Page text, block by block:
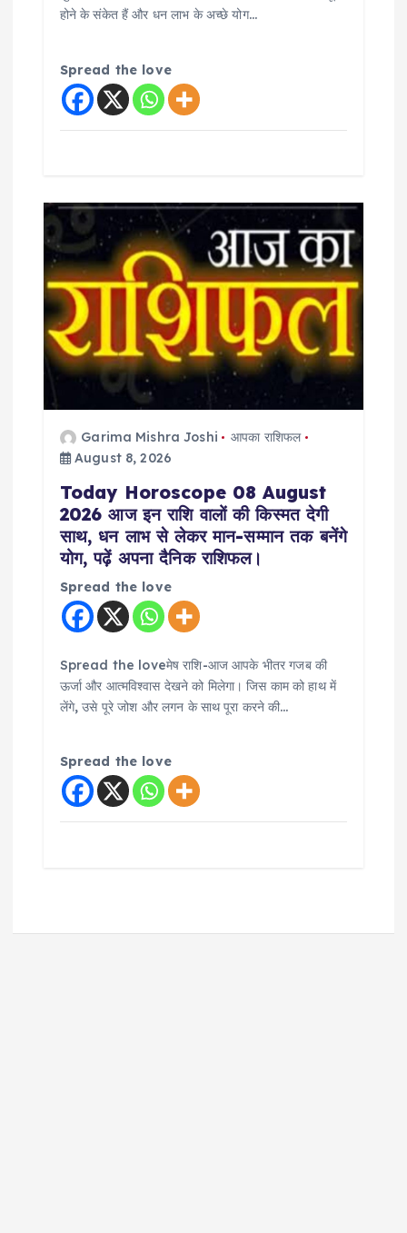
होने के संकेत हैं और धन लाभ के अच्छे योग…
Spread the love
Garima Mishra Joshi
आपका राशिफल
August 8, 2026
Today Horoscope 08 August
2026 आज इन राशि वालों की किस्मत देगी
साथ, धन लाभ से लेकर मान-सम्मान तक बनेंगे
योग, पढ़ें अपना दैनिक राशिफल।
Spread the love
Spread the loveमेष राशि-आज आपके भीतर गजब की
ऊर्जा और आत्मविश्वास देखने को मिलेगा। जिस काम को हाथ में
लेंगे, उसे पूरे जोश और लगन के साथ पूरा करने की…
Spread the love